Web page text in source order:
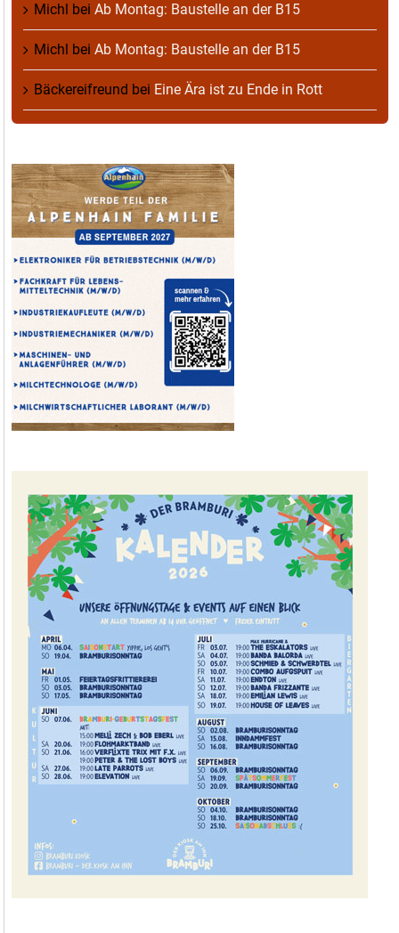
Michl bei Ab Montag: Baustelle an der B15
Michl bei Ab Montag: Baustelle an der B15
Bäckereifreund bei Eine Ära ist zu Ende in Rott